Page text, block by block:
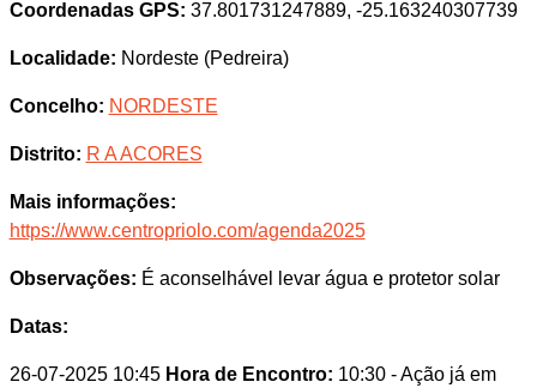
Coordenadas GPS: 37.801731247889, -25.163240307739
Localidade: Nordeste (Pedreira)
Concelho: NORDESTE
Distrito: R A ACORES
Mais informações:
https://www.centropriolo.com/agenda2025
Observações: É aconselhável levar água e protetor solar
Datas:
26-07-2025 10:45 Hora de Encontro: 10:30 - Ação já em